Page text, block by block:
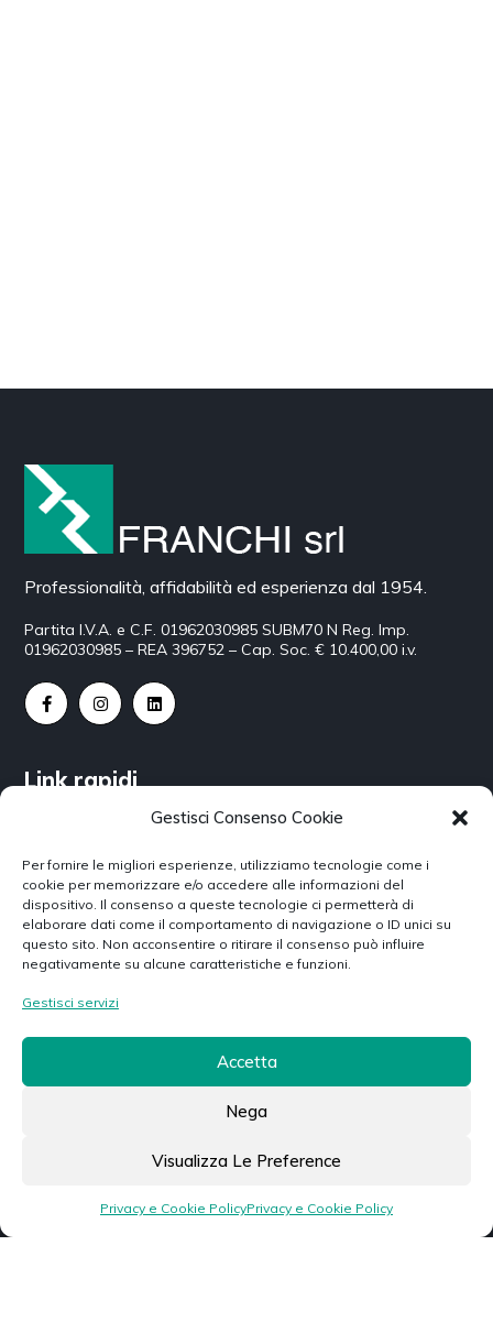
Gestisci Consenso Cookie
Per fornire le migliori esperienze, utilizziamo tecnologie come i
cookie per memorizzare e/o accedere alle informazioni del
dispositivo. Il consenso a queste tecnologie ci permetterà di
elaborare dati come il comportamento di navigazione o ID unici su
questo sito. Non acconsentire o ritirare il consenso può influire
negativamente su alcune caratteristiche e funzioni.
Gestisci servizi
Accetta
Nega
Visualizza Le Preference
Privacy e Cookie PolicyPrivacy e Cookie Policy
Professionalità, affidabilità ed esperienza dal 1954.
Partita I.V.A. e C.F. 01962030985 SUBM70 N Reg. Imp.
01962030985 – REA 396752 – Cap. Soc. € 10.400,00 i.v.
Link rapidi
Chi siamo
Prodotti
Servizi
Contacts
Via G. Bormioli, 1 - 25135 Brescia
info@franchisrl.it
+39 3783012057